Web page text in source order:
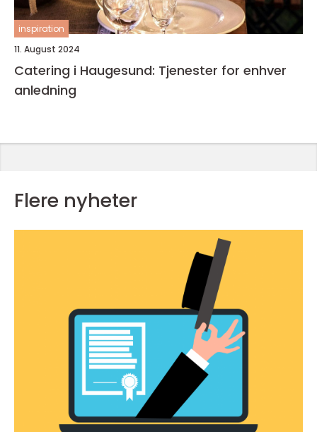
inspiration
11. August 2024
Catering i Haugesund: Tjenester for enhver
anledning
Flere nyheter